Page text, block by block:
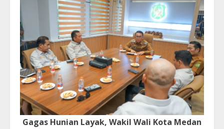
Gagas Hunian Layak, Wakil Wali Kota Medan